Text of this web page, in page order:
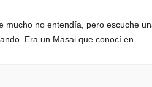
no entendía, pero escuche
Era un Masai que conocí en…